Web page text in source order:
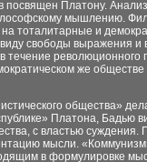
Платону.
мышлению.
тоталитарные и
свободы выражения и
же
общества»
Платона, Бадью
с властью
мысли.
в формулировке